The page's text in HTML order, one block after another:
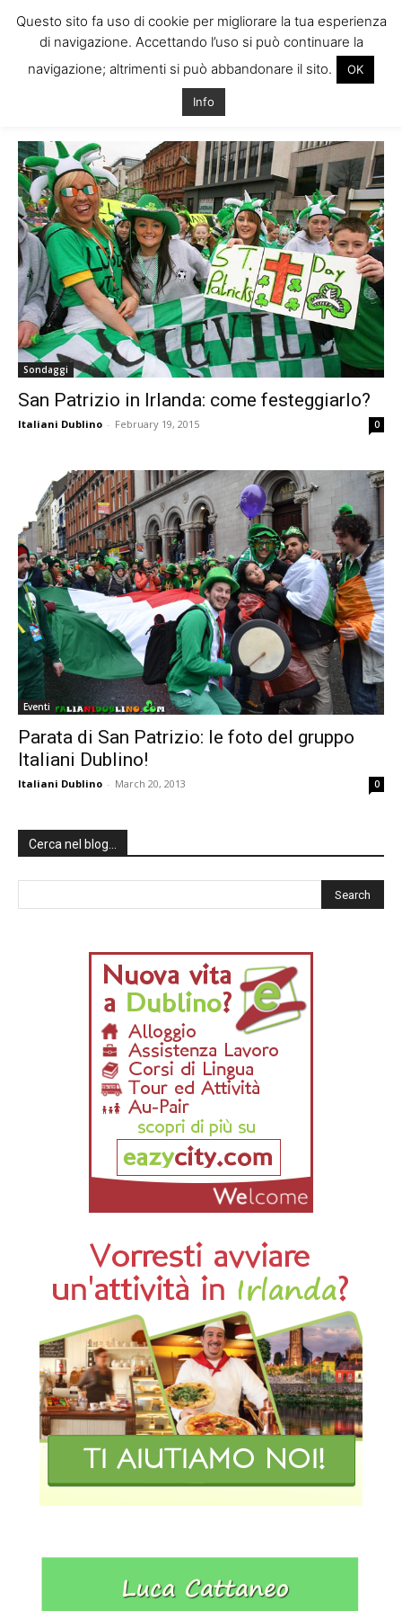
Tag: san patrizio dublino
Sondaggi
San Patrizio in Irlanda: come festeggiarlo?
Italiani Dublino - February 19, 2015 0
Eventi
Parata di San Patrizio: le foto del gruppo
Italiani Dublino!
Italiani Dublino - March 20, 2013 0
Cerca nel blog…
Questo sito fa uso di cookie per migliorare la tua esperienza
di navigazione. Accettando l’uso si può continuare la
navigazione; altrimenti si può abbandonare il sito.
OK
Info